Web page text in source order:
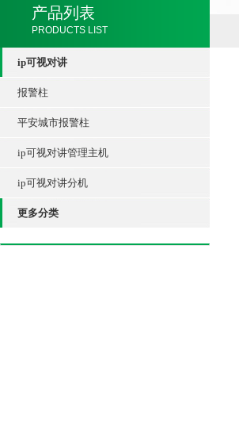
产品列表
PRODUCTS LIST
ip可视对讲
报警柱
平安城市报警柱
ip可视对讲管理主机
ip可视对讲分机
更多分类